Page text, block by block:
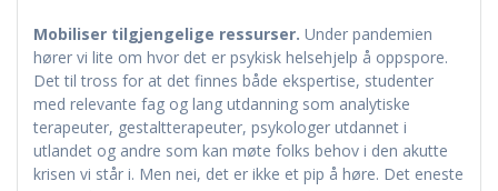
Mobiliser tilgjengelige ressurser. Under pandemien
hører vi lite om hvor det er psykisk helsehjelp å oppspore.
Det til tross for at det finnes både ekspertise, studenter
med relevante fag og lang utdanning som analytiske
terapeuter, gestaltterapeuter, psykologer utdannet i
utlandet og andre som kan møte folks behov i den akutte
krisen vi står i. Men nei, det er ikke et pip å høre. Det eneste